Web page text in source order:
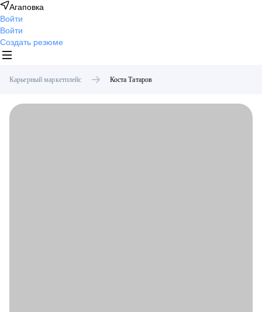
Агаповка
Войти
Войти
Создать резюме
Карьерный маркетплейс Коста Татаров